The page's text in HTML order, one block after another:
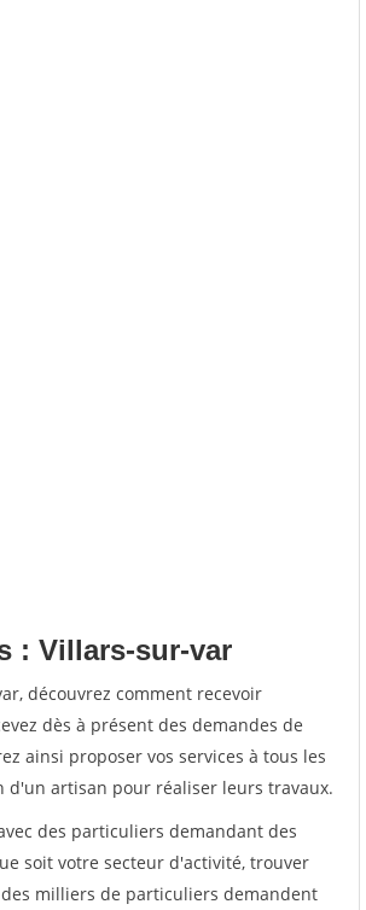
: Villars-sur-var
découvrez comment recevoir
dès à présent des demandes de
ainsi proposer vos services à tous les
artisan pour réaliser leurs travaux.
des particuliers demandant des
soit votre secteur d'activité, trouver
milliers de particuliers demandent